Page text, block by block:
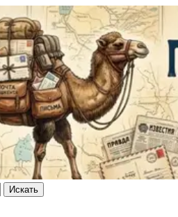
Искать